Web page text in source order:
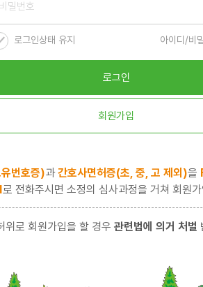
로그인상태 유지 아이디/비
로그인
회원가입
번호증)과간호사면허증(초, 중, 고 제외)을
로 전화주시면 소정의 심사과정을 거쳐 회원
위로 회원가입을 할 경우 관련법에 의거 처벌